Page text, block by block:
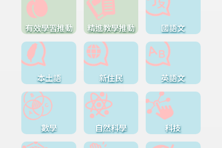
有效學習推動 精進教學推動 國語文
本土語 新住民 英語文
數學 自然科學 科技